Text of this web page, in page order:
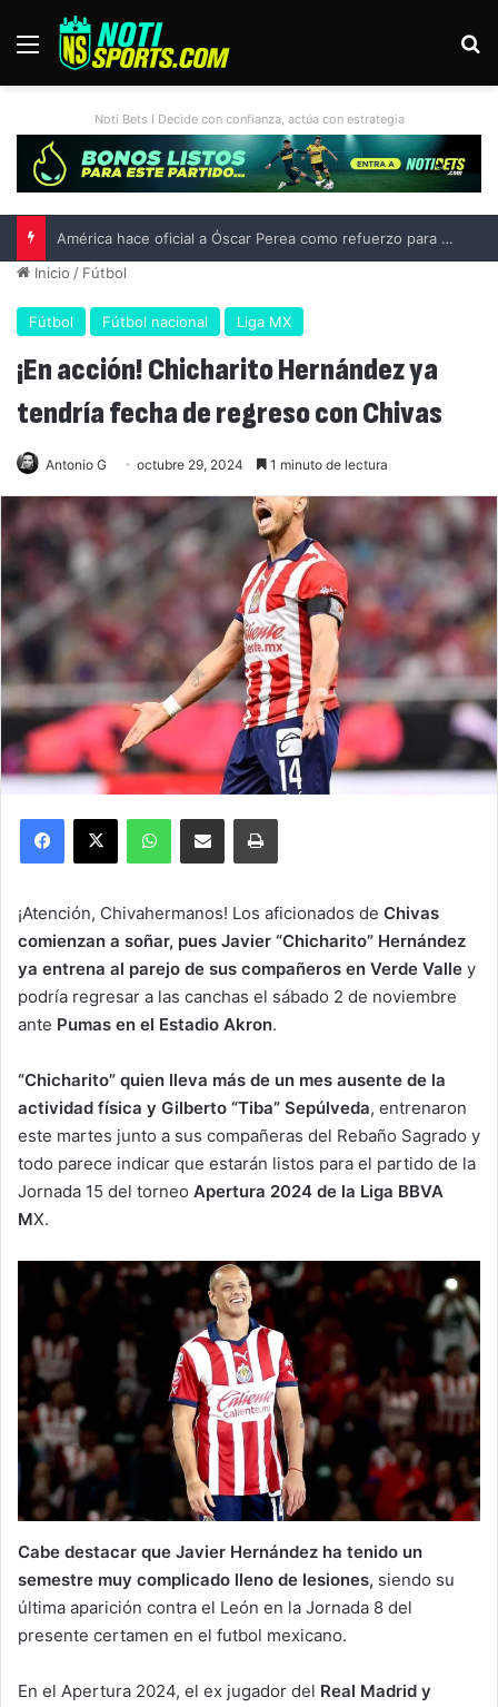
Menú
Noti Bets I Decide con confianza, actúa con estrategia
América hace oficial a Óscar Perea como refuerzo para el Apertura 2026
Inicio / Fútbol
Fútbol Fútbol nacional Liga MX
¡En acción! Chicharito Hernández ya
tendría fecha de regreso con Chivas
Antonio G octubre 29, 2024 1 minuto de lectura
Facebook
X WhatsAppCompartir por correo electrónicoImprimir
¡Atención, Chivahermanos! Los aficionados de Chivas
comienzan a soñar, pues Javier “Chicharito” Hernández
ya entrena al parejo de sus compañeros en Verde Valle y
podría regresar a las canchas el sábado 2 de noviembre
ante Pumas en el Estadio Akron.
“Chicharito” quien lleva más de un mes ausente de la
actividad física y Gilberto “Tiba” Sepúlveda, entrenaron
este martes junto a sus compañeras del Rebaño Sagrado y
todo parece indicar que estarán listos para el partido de la
Jornada 15 del torneo Apertura 2024 de la Liga BBVA
MX.
Cabe destacar que Javier Hernández ha tenido un
semestre muy complicado lleno de lesiones, siendo su
última aparición contra el León en la Jornada 8 del
presente certamen en el futbol mexicano.
En el Apertura 2024, el ex jugador del Real Madrid y